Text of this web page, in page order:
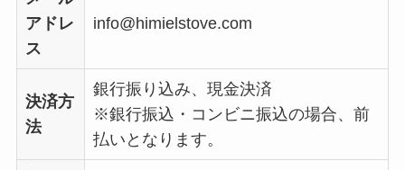
アドレ
ス
info@himielstove.com
決済方
法
銀行振り込み、現金決済
※銀行振込・コンビニ振込の場合、前
払いとなります。